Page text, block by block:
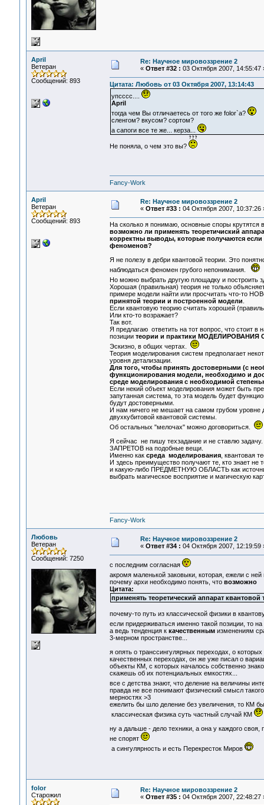
April
Ветеран
Сообщений: 893
Re: Научное мировоззрение 2
« Ответ #32 : 03 Октября 2007, 14:55:47
Цитата: Любовь от 03 Октября 2007, 13:14:43
упсссс....
April
тогда чем Вы отличаетесь от того же folor`а?
сленгом? вкусом? сортом?
а сапоги все те же... керза...
Не поняла, о чем это вы?
Fancy-Work
April
Ветеран
Сообщений: 893
Re: Научное мировоззрение 2
« Ответ #33 : 04 Октября 2007, 10:37:26
На сколько я понимаю, основные споры крутятся
возможно ли применять теоретичиский
корректны выводы, которые получаются если
феноменов?
Я не полезу в дебри квантовой теории. Это
наблюдаться феномен грубого непонимания.
Но можно выбрать другую площадку и
Хорошая (правильная) теория не только
примере модели найти или просчитать что-
принятой теории и построенной модели
Если квантовую теорию считать хорошей
Или кто-то возражает?
Так вот.
Я предлагаю ответить на тот вопрос, что стоит в
позиции теории и практики МОДЕЛИРОВАНИЯ
Эскизно, в общих чертах.
Теория моделирования систем предполагает
уровня детализации.
Для того, чтобы принять достоверными (с
функционирования модели, необходимо и
среде моделирования с необходимой
Если некий объект моделирования может быть
запутанная система, то эта модель будет
будут достоверными.
И нам ничего не мешает на самом грубом уровне
двухкубитовой квантовой системы.
Об остальных "мелочах" можно договориться.
Я сейчас не пишу техзадание и не ставлю
ЗАПРЕТОВ на подобные вещи.
Именно как среда моделирования, квантовая
И здесь преимущество получают те, кто знает не
и какую-либо ПРЕДМЕТНУЮ ОБЛАСТЬ как
выбрать магическое восприятие и магическую
Fancy-Work
Любовь
Ветеран
Сообщений: 7250
Re: Научное мировоззрение 2
« Ответ #34 : 04 Октября 2007, 12:19:59
с последним согласная
акромя маленькой заковыки, которая, ежели с
почему архи необходимо понять, что возможно
Цитата:
применять теоретический аппарат
почему-то путь из классической физики в
если придерживаться именно такой позиции, то
а ведь тенденция к качественнымизменениям
3-мерном пространстве...
я опять о транссингулярных переходах, о
качественных переходах, он же уже писал о
объекты КМ, с которых началось собственно
скажешь об их потенциальных емкостях...
все с детства знают, что деление на величины
правда не все понимают физический смысл
мерностях >3
ежелить бы шло деление без увеличения, то КМ
классическая физика суть частный случай КМ
ну а дальше - дело техники, а она у каждого
не спорят
а сингулярность и есть Перекресток Миров
folor
Старожил
Re: Научное мировоззрение 2
« Ответ #35 : 04 Октября 2007, 22:48:27